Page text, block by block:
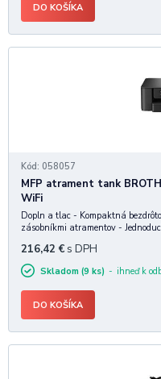
DO KOŠÍKA
Kód: 058057
MFP atrament tank
WiFi
Dopln a tlac - Kompaktná
zásobníkmi atramentov -
so super vysokou výtažnostou a
216,42 € s DPH
Skladom (9 ks) ihneď k
DO KOŠÍKA